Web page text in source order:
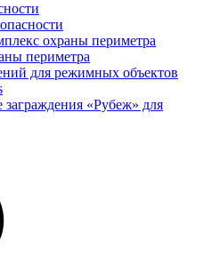
охраны периметра
периметра
для режимных объектов
«Рубеж» для